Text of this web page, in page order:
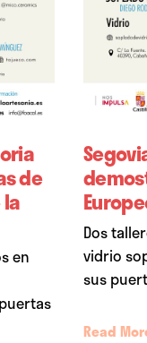
de
en
Dos
vidrio
sus
Read